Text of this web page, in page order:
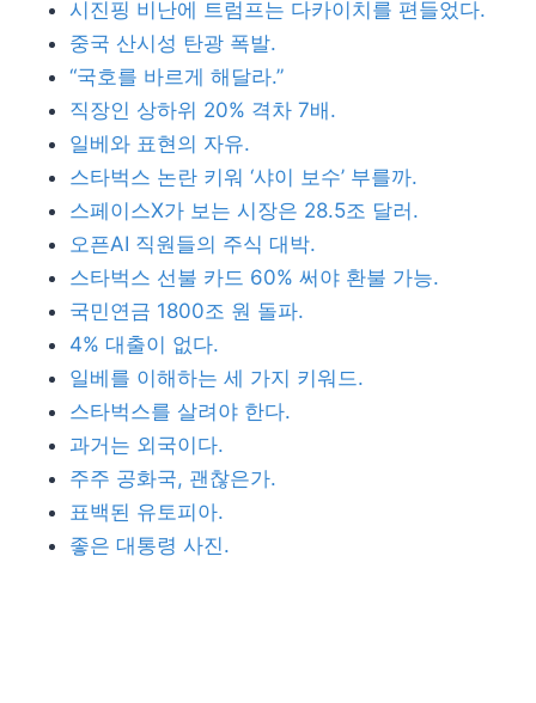
시진핑 비난에 트럼프는 다카이치를 편들었다.
중국 산시성 탄광 폭발.
“국호를 바르게 해달라.”
직장인 상하위 20% 격차 7배.
일베와 표현의 자유.
스타벅스 논란 키워 ‘샤이 보수’ 부를까.
스페이스X가 보는 시장은 28.5조 달러.
오픈AI 직원들의 주식 대박.
스타벅스 선불 카드 60% 써야 환불 가능.
국민연금 1800조 원 돌파.
4% 대출이 없다.
일베를 이해하는 세 가지 키워드.
스타벅스를 살려야 한다.
과거는 외국이다.
주주 공화국, 괜찮은가.
표백된 유토피아.
좋은 대통령 사진.